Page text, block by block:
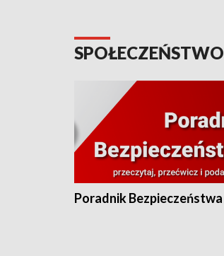
SPOŁECZEŃSTWO
Poradnik Bezpieczeństwa